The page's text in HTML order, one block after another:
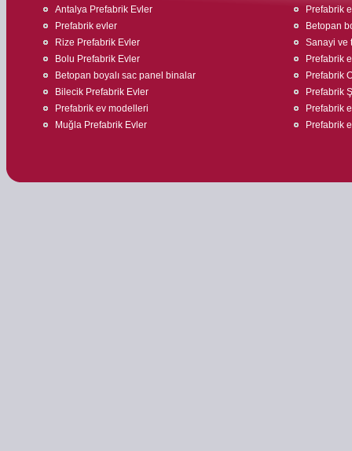
Antalya Prefabrik Evler
Prefabrik evler
Rize Prefabrik Evler
Bolu Prefabrik Evler
Betopan boyalı sac panel binalar
Bilecik Prefabrik Evler
Prefabrik ev modelleri
Muğla Prefabrik Evler
Prefabrik
Betopan
Sanayi ve
Prefabrik
Prefabrik
Prefabrik
Prefabrik
Prefabrik